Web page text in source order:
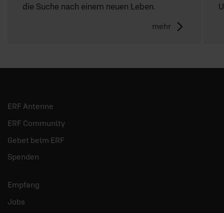
die Suche nach einem neuen Leben.
mehr
ERF Antenne
ERF Community
Gebet beim ERF
Spenden
Empfang
Jobs